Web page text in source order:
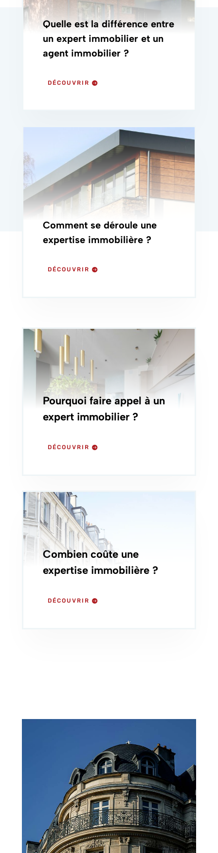
Quelle est la différence entre
un expert immobilier et un
agent immobilier ?
DÉCOUVRIR
Comment se déroule une
expertise immobilière ?
DÉCOUVRIR
Pourquoi faire appel à un
expert immobilier ?
DÉCOUVRIR
Combien coûte une
expertise immobilière ?
DÉCOUVRIR